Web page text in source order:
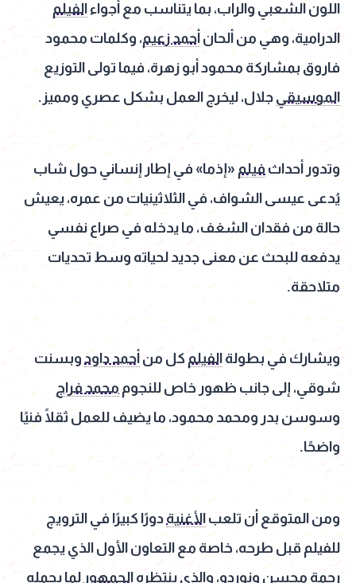
اللون الشعبي والراب، بما يتناسب مع أجواء الفيلم
الدرامية، وهي من ألحان أحمد زعيم، وكلمات محمود
فاروق بمشاركة محمود أبو زهرة، فيما تولى التوزيع
الموسيقي جلال، ليخرج العمل بشكل عصري ومميز.
وتدور أحداث فيلم «إذما» في إطار إنساني حول شاب
يُدعى عيسى الشواف، في الثلاثينيات من عمره، يعيش
حالة من فقدان الشغف، ما يدخله في صراع نفسي
يدفعه للبحث عن معنى جديد لحياته وسط تحديات
متلاحقة.
ويشارك في بطولة الفيلم كل من أحمد داود وبسنت
شوقي، إلى جانب ظهور خاص للنجوم محمد فراج
وسوسن بدر ومحمد محمود، ما يضيف للعمل ثقلًا فنيًا
واضحًا.
ومن المتوقع أن تلعب الأغنية دورًا كبيرًا في الترويج
للفيلم قبل طرحه، خاصة مع التعاون الأول الذي يجمع
رحمة محسن ونوردو، والذي ينتظره الجمهور لما يحمله